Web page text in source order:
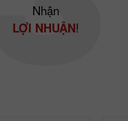
Nhận
LỢI NHUẬN!